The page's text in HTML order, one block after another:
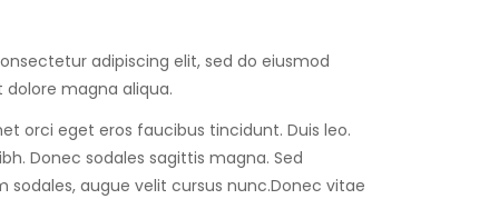
adipiscing elit, sed do eiusmod
magna aliqua.
orci eget eros faucibus tincidunt. Duis leo.
Donec sodales sagittis magna. Sed
augue velit cursus nunc.Donec vitae